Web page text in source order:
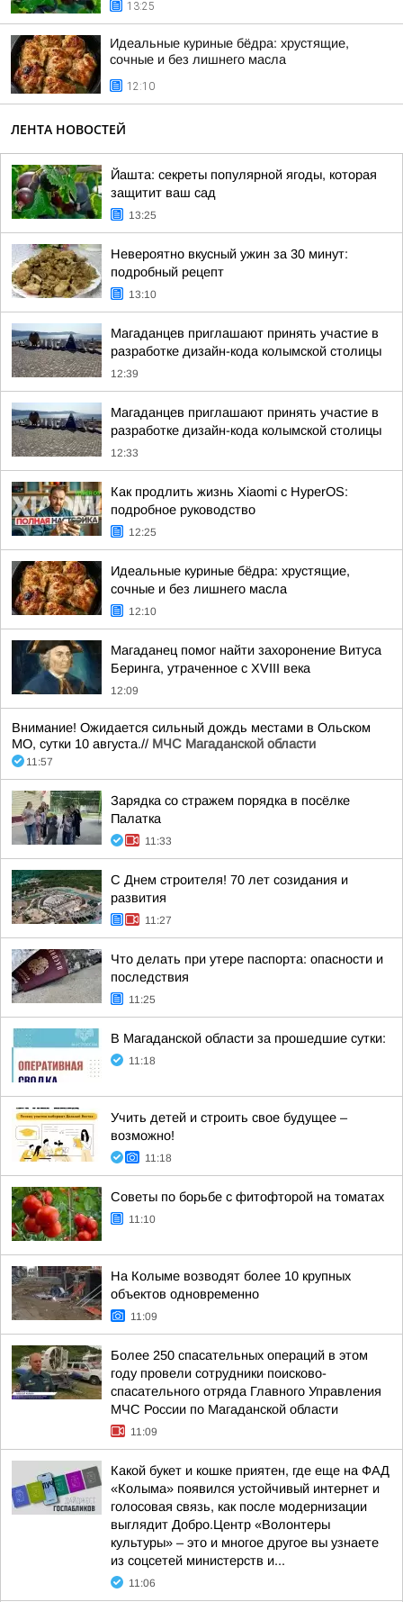
13:25
Идеальные куриные бёдра: хрустящие,
сочные и без лишнего масла
12:10
ЛЕНТА НОВОСТЕЙ
Йашта: секреты популярной ягоды, которая
защитит ваш сад
13:25
Невероятно вкусный ужин за 30 минут:
подробный рецепт
13:10
Магаданцев приглашают принять участие в
разработке дизайн-кода колымской столицы
12:39
Магаданцев приглашают принять участие в
разработке дизайн-кода колымской столицы
12:33
Как продлить жизнь Xiaomi с HyperOS:
подробное руководство
12:25
Идеальные куриные бёдра: хрустящие,
сочные и без лишнего масла
12:10
Магаданец помог найти захоронение Витуса
Беринга, утраченное с XVIII века
12:09
Внимание! Ожидается сильный дождь местами в Ольском
МО, сутки 10 августа.// МЧС Магаданской области
11:57
Зарядка со стражем порядка в посёлке
Палатка
11:33
С Днем строителя! 70 лет созидания и
развития
11:27
Что делать при утере паспорта: опасности и
последствия
11:25
В Магаданской области за прошедшие сутки:
11:18
Учить детей и строить свое будущее –
возможно!
11:18
Советы по борьбе с фитофторой на томатах
11:10
На Колыме возводят более 10 крупных
объектов одновременно
11:09
Более 250 спасательных операций в этом
году провели сотрудники поисково-
спасательного отряда Главного Управления
МЧС России по Магаданской области
11:09
Какой букет и кошке приятен, где еще на ФАД
«Колыма» появился устойчивый интернет и
голосовая связь, как после модернизации
выглядит Добро.Центр «Волонтеры
культуры» – это и многое другое вы узнаете
из соцсетей министерств и...
11:06